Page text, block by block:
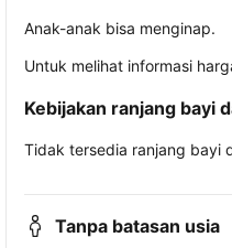
Anak-anak bisa menginap.
Untuk melihat informasi
Kebijakan ranjang bayi
Tidak tersedia ranjang bayi
Tanpa batasan usia